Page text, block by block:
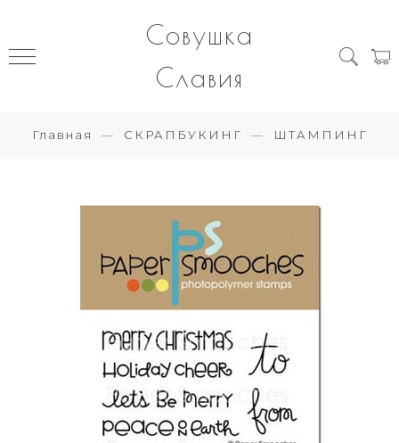
Совушка
Славия
Главная СКРАПБУКИНГ ШТАМПИНГ